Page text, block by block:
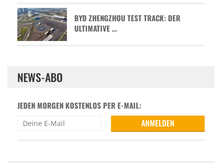
BYD ZHENGZHOU TEST TRACK: DER
ULTIMATIVE …
NEWS-ABO
JEDEN MORGEN KOSTENLOS PER E-MAIL: